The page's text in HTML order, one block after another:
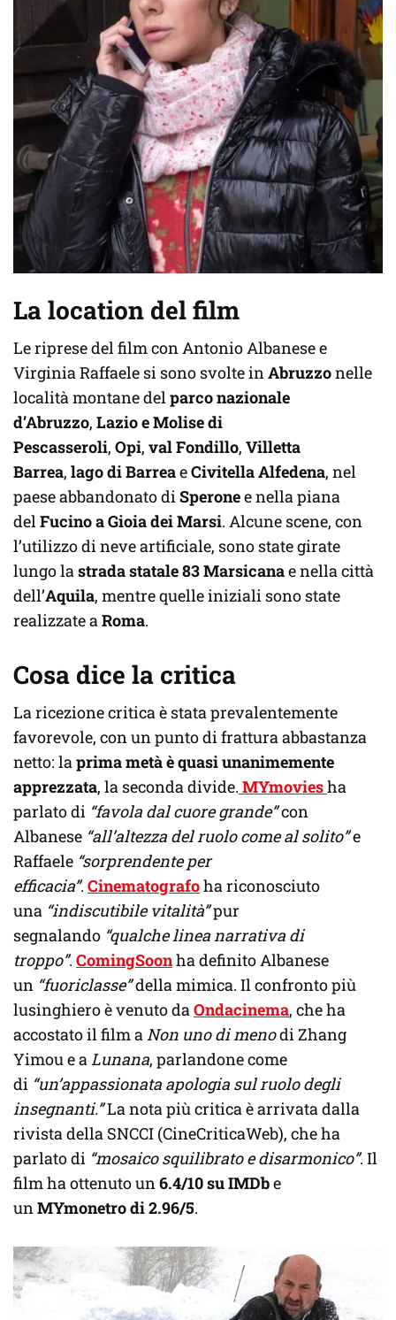
La location del film
Le riprese del film con Antonio Albanese e
Virginia Raffaele si sono svolte inAbruzzonelle
località montane delparco nazionale
d’Abruzzo, Lazio e Molise di
Pescasseroli, Opi, val Fondillo, Villetta
Barrea, lago di BarreaeCivitella Alfedena, nel
paese abbandonato diSperonee nella piana
delFucino a Gioia dei Marsi. Alcune scene, con
l’utilizzo di neve artificiale, sono state girate
lungo lastrada statale 83 Marsicanae nella città
dell’Aquila, mentre quelle iniziali sono state
realizzate aRoma.
Cosa dice la critica
La ricezione critica è stata prevalentemente
favorevole, con un punto di frattura abbastanza
netto: laprima metà è quasi unanimemente
apprezzata, la seconda divide. MYmoviesha
parlato di “favola dal cuore grande”con
Albanese “all’altezza del ruolo come al solito”e
Raffaele “sorprendente per
efficacia”. Cinematografoha riconosciuto
una “indiscutibile vitalità”pur
segnalando “qualche linea narrativa di
troppo”. ComingSoonha definito Albanese
un “fuoriclasse”della mimica. Il confronto più
lusinghiero è venuto daOndacinema, che ha
accostato il film aNon uno di menodi Zhang
Yimou e aLunana, parlandone come
di “un’appassionata apologia sul ruolo degli
insegnanti.”La nota più critica è arrivata dalla
rivista della SNCCI (CineCriticaWeb), che ha
parlato di “mosaico squilibrato e disarmonico”. Il
film ha ottenuto un6.4/10 su IMDbe
unMYmonetro di 2.96/5.